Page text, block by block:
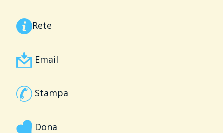
Rete
Email
Stampa
Dona